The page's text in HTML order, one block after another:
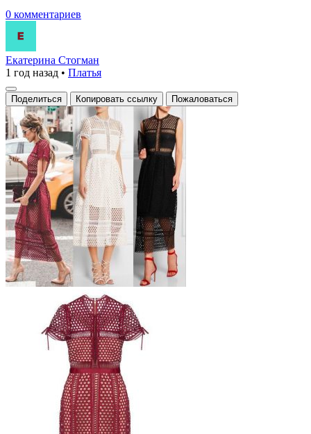
0 комментариев
Екатерина Стогман
1 год назад • Платья
Поделиться Копировать ссылку Пожаловаться